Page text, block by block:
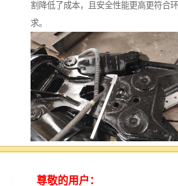
割降低了成本，且安全性能更高更符合
求。